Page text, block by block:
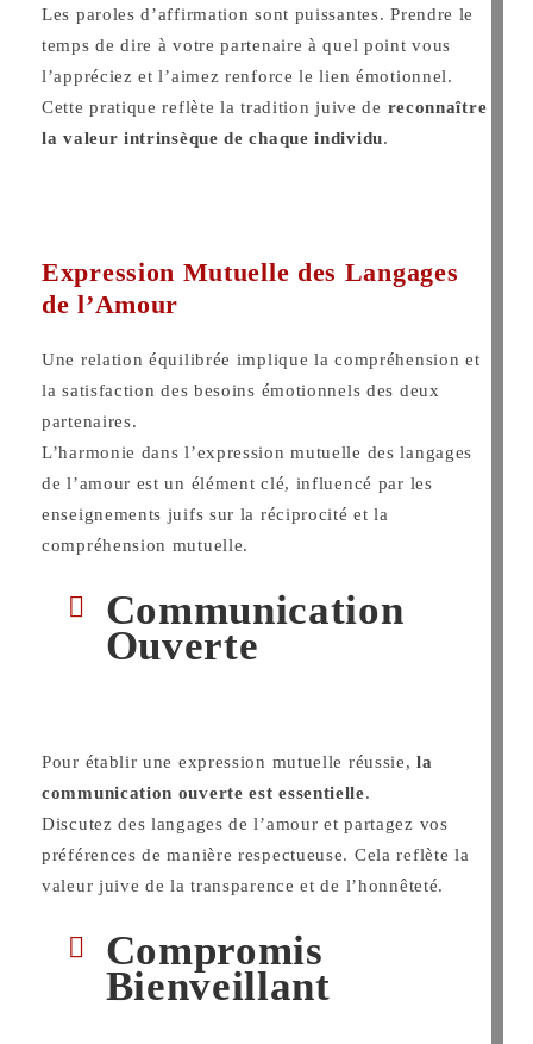
Les paroles d’affirmation sont puissantes. Prendre le
temps de dire à votre partenaire à quel point vous
l’appréciez et l’aimez renforce le lien émotionnel.
Cette pratique reflète la tradition juive de reconnaître
la valeur intrinsèque de chaque individu.
Expression Mutuelle des Langages
de l’Amour
Une relation équilibrée implique la compréhension et
la satisfaction des besoins émotionnels des deux
partenaires.
L’harmonie dans l’expression mutuelle des langages
de l’amour est un élément clé, influencé par les
enseignements juifs sur la réciprocité et la
compréhension mutuelle.
Communication
Ouverte
Pour établir une expression mutuelle réussie,la
communication ouverte est essentielle.
Discutez des langages de l’amour et partagez vos
préférences de manière respectueuse. Cela reflète la
valeur juive de la transparence et de l’honnêteté.
Compromis
Bienveillant